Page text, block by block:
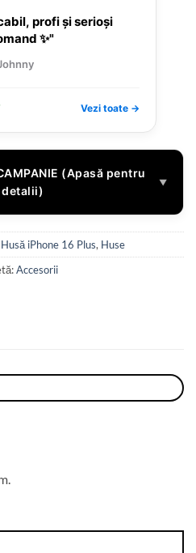
profi și serioși
✨"
Vezi toate →
(Apasă pentru
detalii)
▼
Husă iPhone 16 Plus, Huse
Accesorii